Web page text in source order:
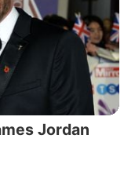
Jordan